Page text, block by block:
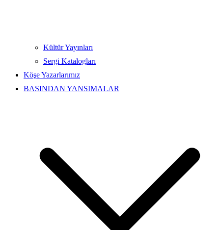
Kültür Yayınları
Sergi Katalogları
Köşe Yazarlarımız
BASINDAN YANSIMALAR